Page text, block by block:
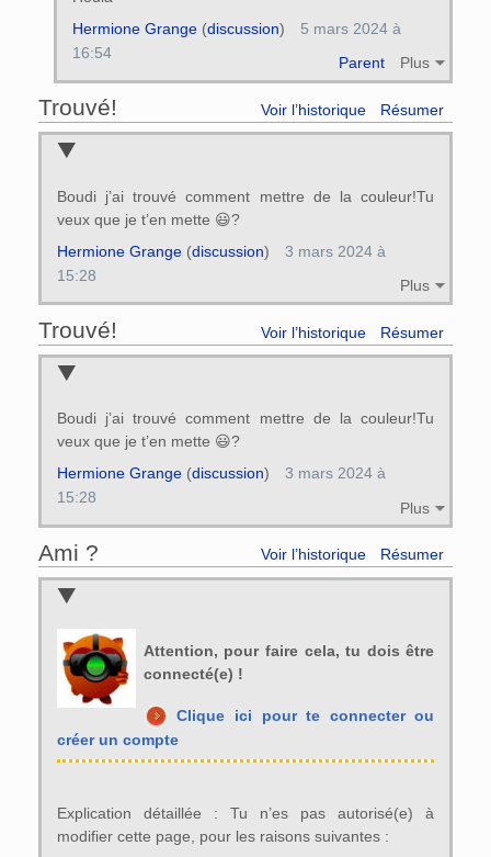
Parent Plus
Hermione Grange(discussion)
5 mars 2024 à
16:54
Trouvé! Voir l’historique Résumer
Boudi j’ai trouvé comment mettre de la couleur!Tu
veux que je t’en mette 😃?
Plus
Hermione Grange(discussion)
3 mars 2024 à
15:28
Trouvé! Voir l’historique Résumer
Boudi j’ai trouvé comment mettre de la couleur!Tu
veux que je t’en mette 😃?
Plus
Hermione Grange(discussion)
3 mars 2024 à
15:28
Ami ? Voir l’historique Résumer
Attention, pour faire cela, tu dois être
connecté(e) !
Clique ici pour te connecter ou
créer un compte
Explication détaillée : Tu n’es pas autorisé(e) à
modifier cette page, pour les raisons suivantes :